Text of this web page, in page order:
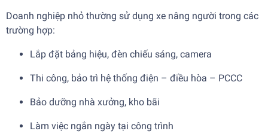
Doanh nghiệp nhỏ thường sử dụng xe nâng người trong các
trường hợp:
Lắp đặt bảng hiệu, đèn chiếu sáng, camera
Thi công, bảo trì hệ thống điện – điều hòa – PCCC
Bảo dưỡng nhà xưởng, kho bãi
Làm việc ngắn ngày tại công trình